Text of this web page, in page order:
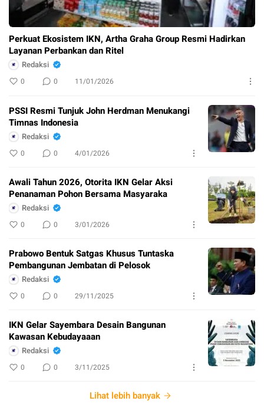
Perkuat Ekosistem IKN, Artha Graha Group Resmi Hadirkan
Layanan Perbankan dan Ritel
Redaksi
0 0 11/01/2026
PSSI Resmi Tunjuk John Herdman Menukangi
Timnas Indonesia
Redaksi
0 0 4/01/2026
Awali Tahun 2026, Otorita IKN Gelar Aksi
Penanaman Pohon Bersama Masyaraka
Redaksi
0 0 3/01/2026
Prabowo Bentuk Satgas Khusus Tuntaska
Pembangunan Jembatan di Pelosok
Redaksi
0 0 29/11/2025
IKN Gelar Sayembara Desain Bangunan
Kawasan Kebudayaaan
Redaksi
0 0 3/11/2025
Lihat lebih banyak